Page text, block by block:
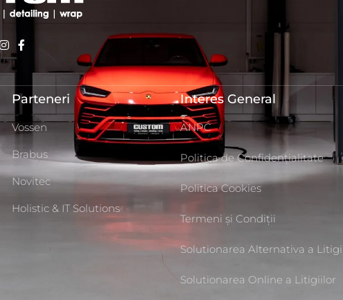
Parteneri
Vossen
Brabus
Novitec
Holistic & IT Solutions
Interes General
ANPC
Politica de Confidențialitate
Politica Cookies
Termeni și Condiții
Solutionarea Alternativa a
Solutionarea Online a Litigiilor